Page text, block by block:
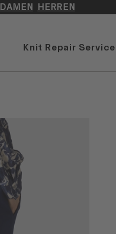
DAMEN HERREN
Knit Repair Service